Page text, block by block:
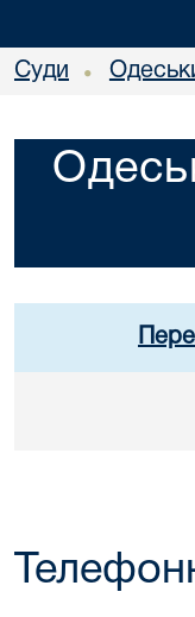
Суди •